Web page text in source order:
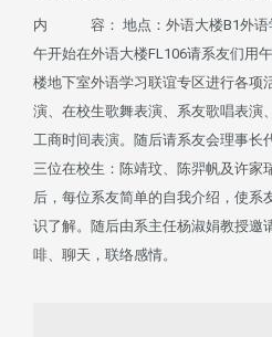
内 容： 地点：外语大楼B1外语
午开始在外语大楼FL106请系友们用
楼地下室外语学习联谊专区进行各项
演、在校生歌舞表演、系友歌唱表演
工商时间表演。随后请系友会理事长
三位在校生：陈靖玟、陈羿帆及许家
后，每位系友简单的自我介绍，使系
识了解。随后由系主任杨淑娟教授邀
啡、聊天，联络感情。